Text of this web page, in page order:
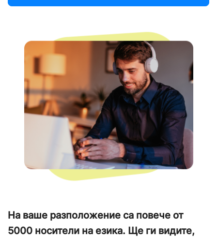
На ваше разположение са повече от
5000 носители на езика. Ще ги видите,